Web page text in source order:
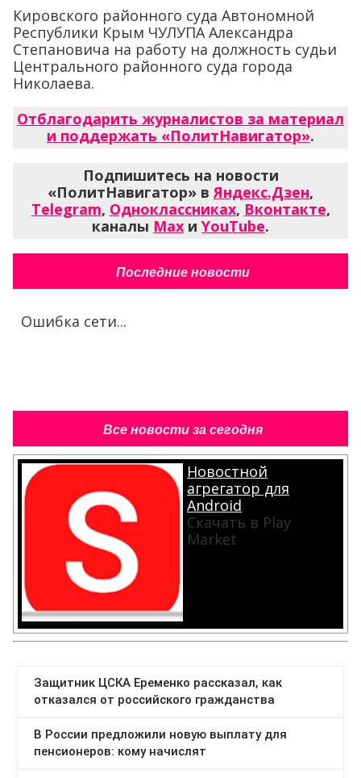
Кировского районного суда Автономной
Республики Крым ЧУЛУПА Александра
Степановича на работу на должность судьи
Центрального районного суда города
Николаева.
Отблагодарить журналистов за материал
и поддержать «ПолитНавигатор».
Подпишитесь на новости
«ПолитНавигатор» вЯндекс.Дзен,
Telegram, Одноклассниках, Вконтакте,
каналы Max и YouTube.
Последние новости
Ошибка сети...
Все новости за сегодня
Новостной
агрегатор для
Android
Скачать в Play
Market